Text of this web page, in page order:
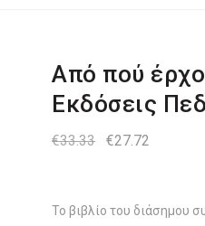
Από πού
Εκδόσεις
€33.33
Original
€27.72
Το βιβλίο του διάσημου